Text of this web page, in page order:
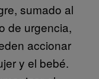
sumado al
de urgencia,
accionar
y el bebé.